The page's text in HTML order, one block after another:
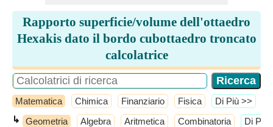
Rapporto superficie/volume dell'ottaedro
Hexakis dato il bordo cubottaedro troncato
calcolatrice
Matematica Chimica Finanziario Fisica ​Di Più >>
↳ Geometria Algebra Aritmetica Combinatoria ​Di Più